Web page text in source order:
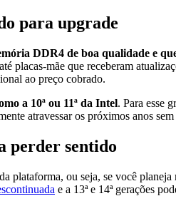
para upgrade
DDR4 de boa qualidade e
placas-mãe que receberam
ao preço cobrado.
a 10ª ou 11ª da Intel. Para esse
atravessar os próximos anos
perder sentido
plataforma, ou seja, se você
e a 13ª e 14ª gerações